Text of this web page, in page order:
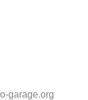
garage.org